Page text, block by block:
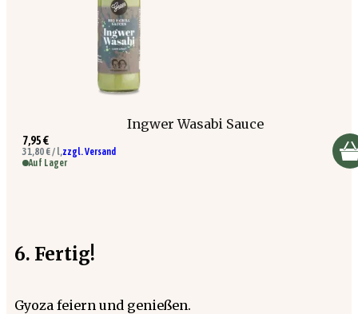
Ingwer Wasabi Sauce
7,95 €
31,80 € / l,zzgl. Versand
Auf Lager
6. Fertig!
Gyoza feiern und genießen.